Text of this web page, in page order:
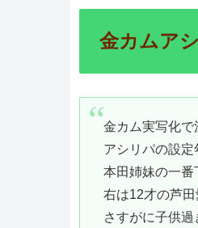
金カムア
金カム実写化
アシリパの設定
本田姉妹の一
右は12才の芦田
さすがに子供